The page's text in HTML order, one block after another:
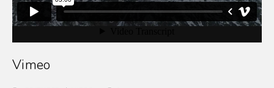
Vimeo